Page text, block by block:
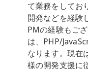
て業務をしてお
開発などを経験
PMの経験もご
は、PHP/
なります。現在
様の開発⽀援に